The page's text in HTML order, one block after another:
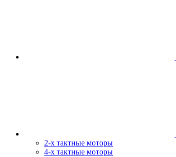
2-х тактные моторы
4-х тактные моторы